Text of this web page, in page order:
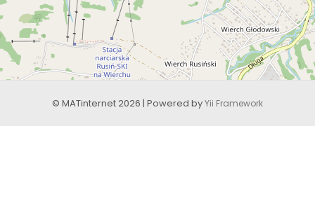
© MATinternet 2026 | Powered byYii Framework